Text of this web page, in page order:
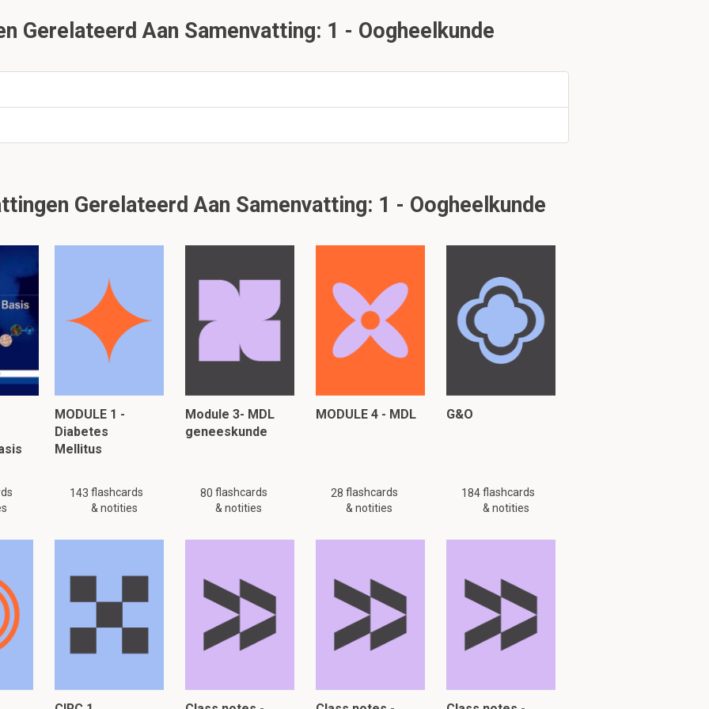
iets kan zien, in dit geval vingers die worden opgehouden.
een persoon met een goede visus dit nog kan zien.
zijn deze cijfers anders:
kan visus variëren? Geef twee voorbeelden van een waarde en wat
iemand het voorwerp pas goed zien als hij/zij twee keer zo dichtbij staat (tov
visus) of als het voorwerp twee keer zo groot zou zijn.
dit een factor 10.
structuren hebben deze eigenschap in het oog?
oog bij de cornea (2/3e) en de lens (1/3e)
formule, hoe sterk is de refractie van het oog?
Gerelateerd Aan Samenvatting: 1 - Oogheelkunde
Gerelateerd Aan Samenvatting: 1 - Oogheelkunde
MODULE 1 -
Diabetes
Mellitus
143 flashcards
& notities
Module 3- MDL
geneeskunde
80 flashcards
& notities
MODULE 4 - MDL
28 flashcards
& notities
G&O
184flashcards
& notities